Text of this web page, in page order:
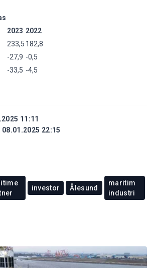
2023 2022
233,5 182,8
-27,9 -0,5
-33,5 -4,5
11:11
08.01.2025 22:15
investor Ålesund
maritim
industri